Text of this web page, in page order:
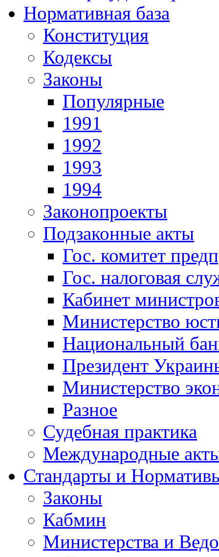
Нормативная база
Конституция
Кодексы
Законы
Популярные
1991
1992
1993
1994
Законопроекты
Подзаконные акты
Гос. комитет
Гос. налоговая
Кабинет
Министерство
Национальный
Президент
Министерство
Разное
Судебная практика
Международные
Стандарты и
Законы
Кабмин
Министерства и